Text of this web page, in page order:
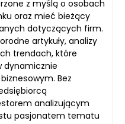
z myślą o osobach
oraz mieć bieżący
dotyczących firm.
artykuły, analizy
trendach, które
dynamicznie
Bez
analizującym
pasjonatem tematu